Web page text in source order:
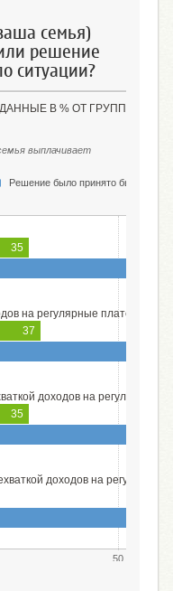
семья)
решение
ситуации?
ДАННЫЕ В % ОТ ГРУПП
выплачивает
Решение было принято быстро, по
35
на регулярные платежи по
37
доходов на регулярные
35
доходов на
50